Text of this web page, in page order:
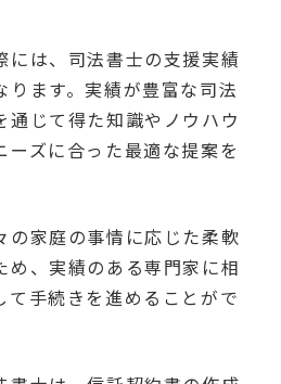
には、司法書士の支援実績
ります。実績が豊富な司法
通じて得た知識やノウハウ
ーズに合った最適な提案を
の家庭の事情に応じた柔軟
め、実績のある専門家に相
て手続きを進めることがで